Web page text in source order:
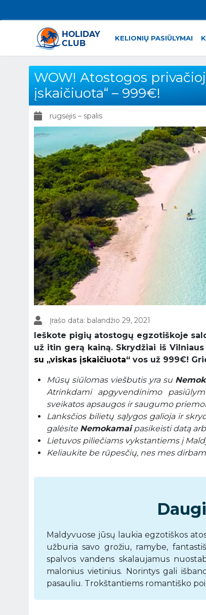
KELIONIŲ PASIŪLYMAI
WOW! Atostogos
įskaičiuota“ – 999€!
rugsėjis – spalis
Įrašo data: balandžio 29, 2021
Ieškote pigių atostogų egzotiškoje
už itin gerą kainą. Skrydžiai iš
su „viskas įskaičiuota“ vos už 999€!
Mūsų siūlomas viešbutis yra su
Atrinkdami apgyvendinimo
sveikatos apsaugos ir saugumo
Lanksčios bilietų sąlygos galioja ir
galėsite Nemokamaipasikeisti datą
Lietuvos piliečiams vykstantiems į
Keliaukite be rūpesčių, nes mes
Maldyvuose jūsų laukia egzotiškos
užburia savo grožiu, ramybe,
spalvos vandens skalaujamus
malonius vietinius. Norintys gali
pasauliu. Trokštantiems romantiško